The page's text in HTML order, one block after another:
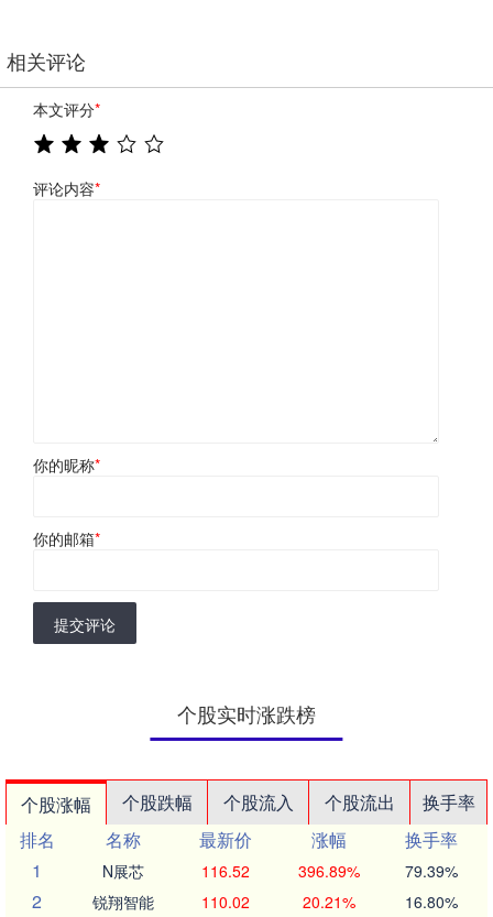
相关评论
本文评分*
评论内容*
你的昵称*
你的邮箱*
提交评论
个股实时涨跌榜
个股涨幅 个股跌幅 个股流入 个股流出
换手率
排名
名称 最新价 涨幅
换手率
1
N展芯 116.52 396.89% 79.39%
2 锐翔智能 110.02 20.21% 16.80%